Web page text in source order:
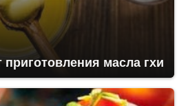
приготовления масла гхи